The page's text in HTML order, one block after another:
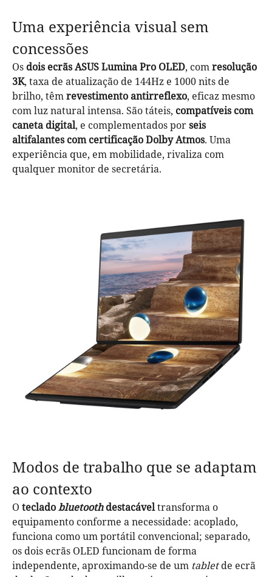
Uma experiência visual sem
concessões
Os dois ecrãs ASUS Lumina Pro OLED, comresolução
3K, taxa de atualização de 144Hz e 1000 nits de
brilho, têmrevestimento antirreflexo, eficaz mesmo
com luz natural intensa. São táteis, compatíveis com
caneta digital, e complementados porseis
altifalantes com certificação Dolby Atmos. Uma
experiência que, em mobilidade, rivaliza com
qualquer monitor de secretária.
Modos de trabalho que se adaptam
ao contexto
O tecladobluetoothdestacáveltransforma o
equipamento conforme a necessidade: acoplado,
funciona como um portátil convencional; separado,
os dois ecrãs OLED funcionam de forma
independente, aproximando-se de um tabletde ecrã